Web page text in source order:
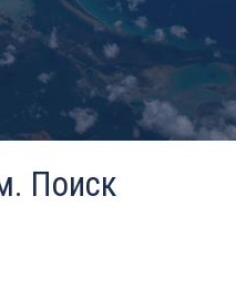
Поиск